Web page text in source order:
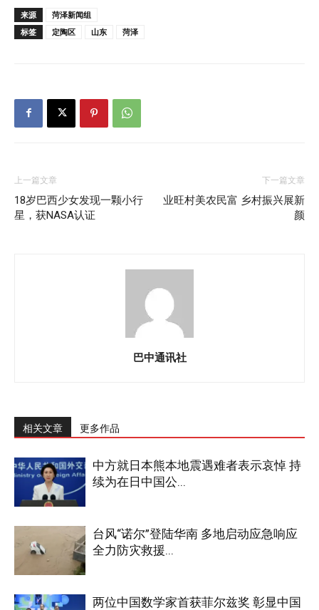
来源
菏泽新闻组
标签
定陶区 山东 菏泽
上一篇文章
18岁巴西少女发现一颗小行
星，获NASA认证
下一篇文章
业旺村美农民富 乡村振兴展新
颜
巴中通讯社
相关文章 更多作品
中方就日本熊本地震遇难者表示哀悼 持
续为在日中国公...
台风“诺尔”登陆华南 多地启动应急响应
全力防灾救援...
两位中国数学家首获菲尔兹奖 彰显中国